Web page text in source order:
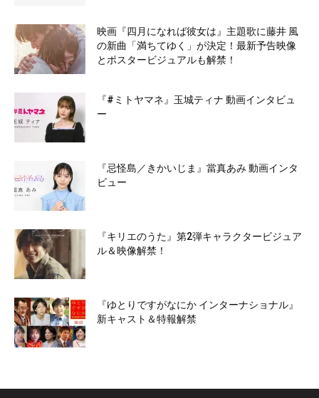
映画『四月になれば彼女は』主題歌に藤井 風
の新曲「満ちてゆく」が決定！最新予告映像
とポスタービジュアルも解禁！
『#ミトヤマネ』玉城ティナ 動画インタビュ
ー
『忌怪島／きかいじま』當真あみ 動画インタ
ビュー
『キリエのうた』第2弾キャラクタービジュア
ル＆映像解禁！
『ゆとりですがなにか インターナショナル』
新キャスト＆特報解禁